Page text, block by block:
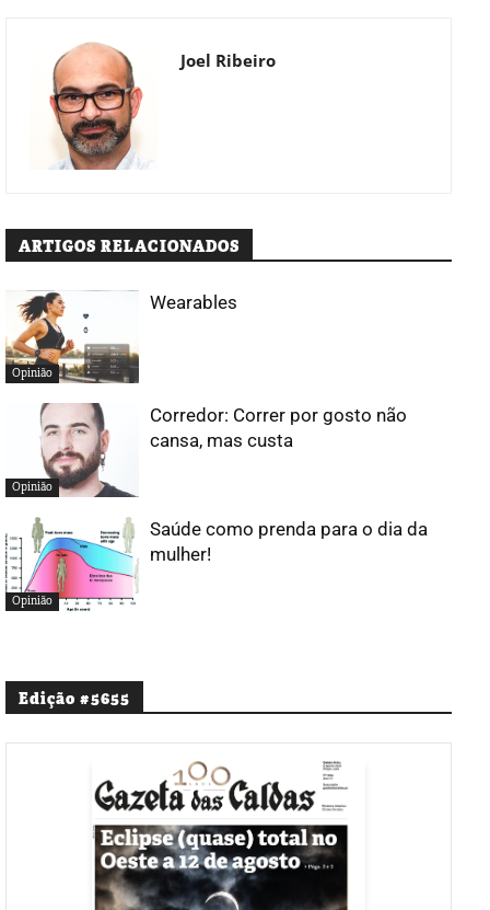
Joel Ribeiro
ARTIGOS RELACIONADOS
Opinião
Wearables
Opinião
Corredor: Correr por gosto não
cansa, mas custa
Opinião
Saúde como prenda para o dia da
mulher!
Edição #5655